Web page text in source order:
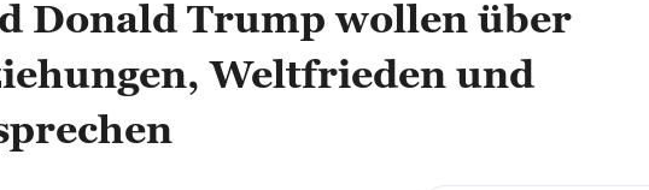
Donald Trump wollen über
Weltfrieden und